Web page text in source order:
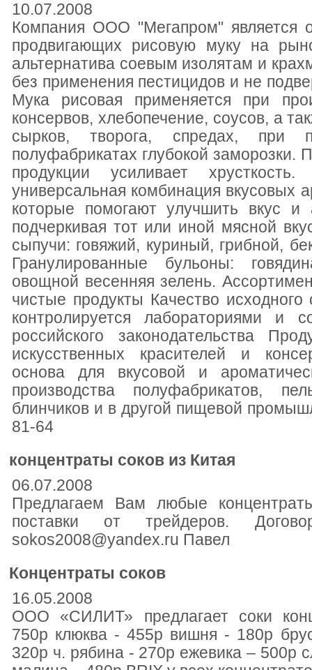
10.07.2008
Компания ООО "Мегапром" является
продвигающих рисовую муку на
альтернатива соевым изолятам и
без применения пестицидов и не
Мука рисовая применяется при
консервов, хлебопечение, соусов, а
сырков, творога, спредах, при
полуфабрикатах глубокой заморозки.
продукции усиливает
универсальная комбинация вкусовых
которые помогают улучшить вкус
подчеркивая тот или иной мясной
сыпучи: говяжий, куриный, грибной,
Гранулированные бульоны:
овощной весенняя зелень.
чистые продукты Качество исходного
контролируется лабораториями и
российского законодательства
искусственных красителей и
основа для вкусовой и
производства полуфабрикатов,
блинчиков и в другой пищевой
81-64
концентраты соков из Китая
06.07.2008
Предлагаем Вам любые
поставки от трейдеров.
sokos2008@yandex.ru Павел
Концентраты соков
16.05.2008
ООО «СИЛИТ» предлагает соки
750р клюква - 455р вишня - 180р
320р ч. рябина - 270р ежевика – 500р